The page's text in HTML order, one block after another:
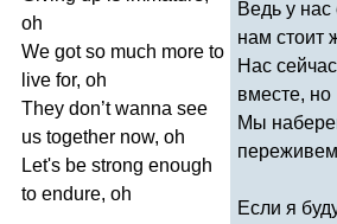
oh
We got so much more to
live for, oh
They don’t wanna see
us together now, oh
Let's be strong enough
to endure, oh
Ведь у нас
нам стоит
Нас
вместе, но
Мы
переживем
Если я